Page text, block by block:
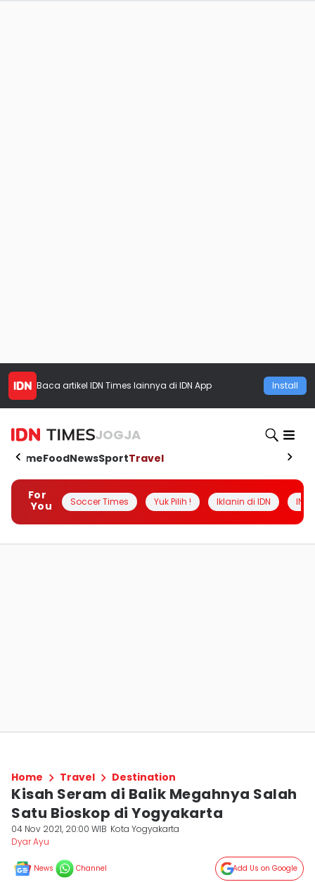
Baca artikel IDN Times lainnya di IDN App Install
JOGJA
HomeFoodNewsSportTravel
For
You
Soccer Times Yuk Pilih ! Iklanin di IDN
Home Travel Destination
Kisah Seram di Balik Megahnya Salah
Satu Bioskop di Yogyakarta
04 Nov 2021, 20:00 WIB Kota Yogyakarta
Dyar Ayu
News Channel Add Us on Google